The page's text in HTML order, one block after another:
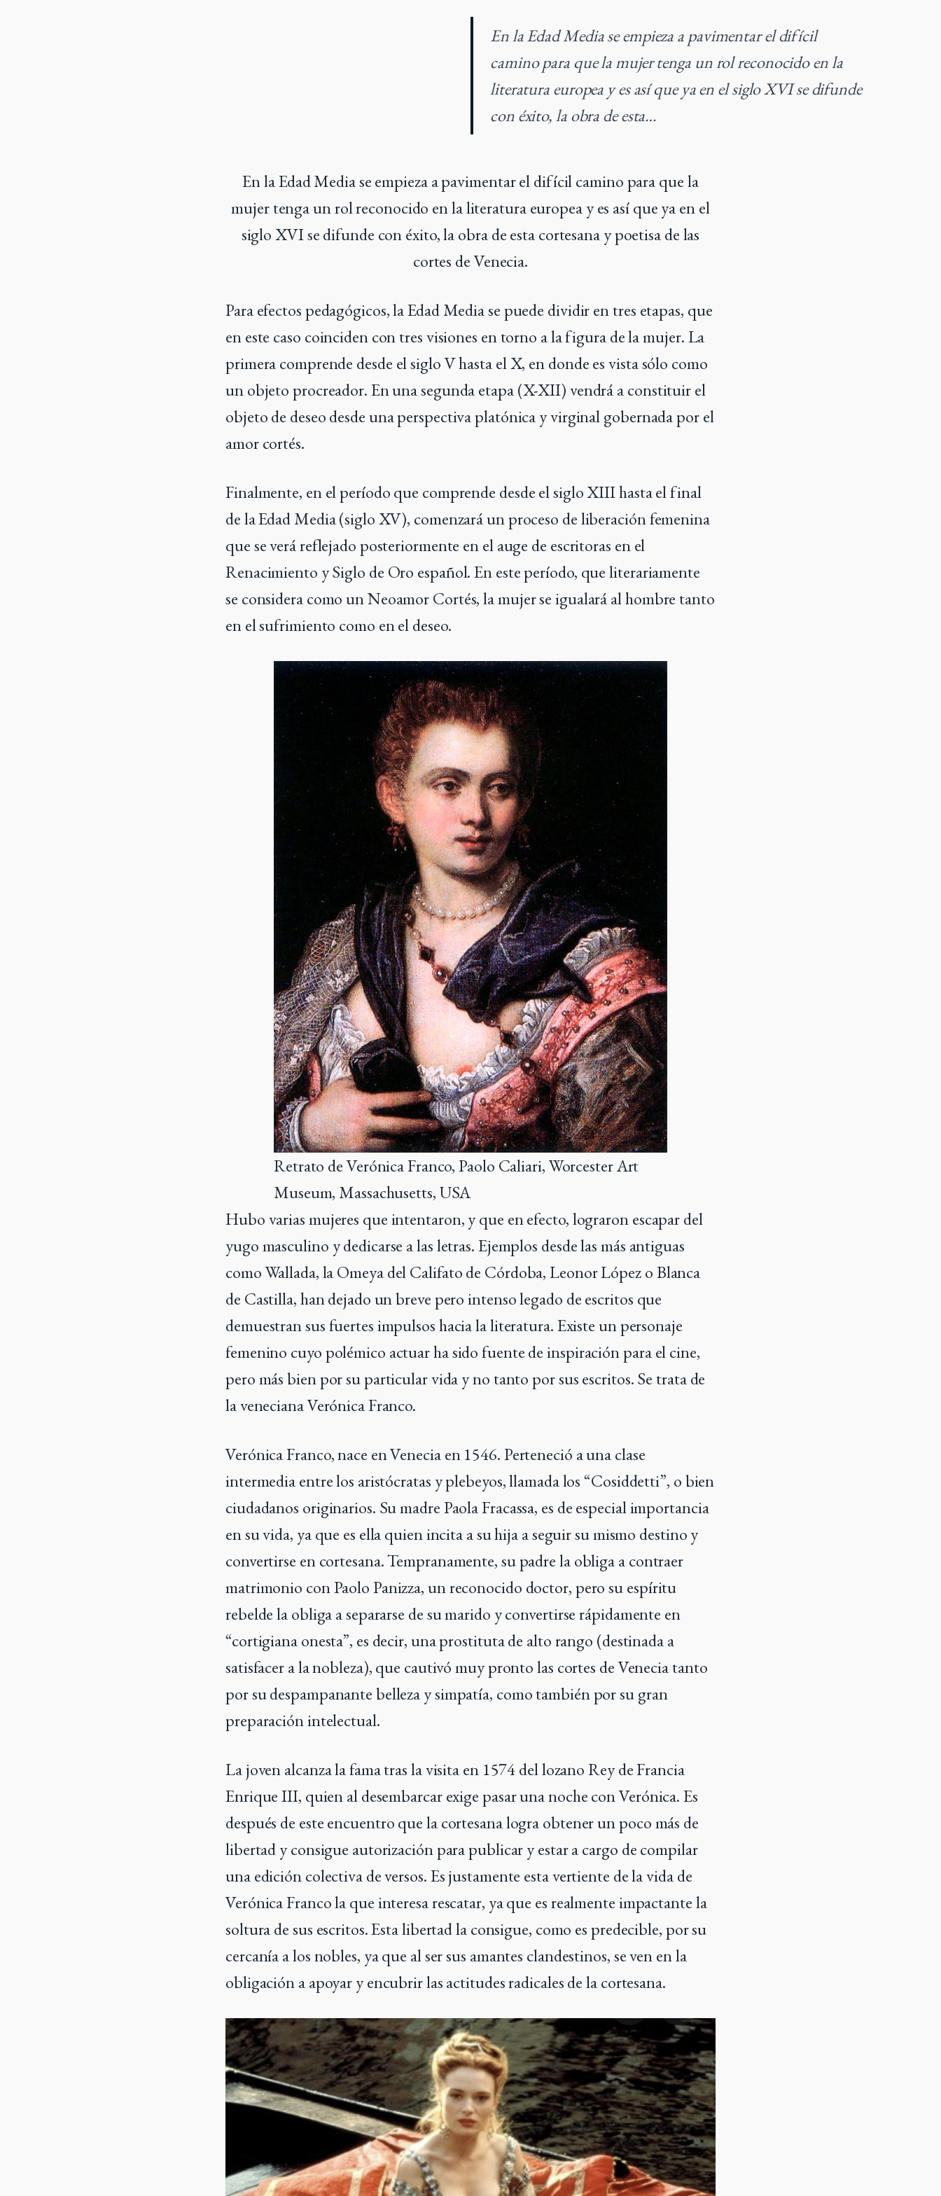
En la Edad Media se empieza a pavimentar el difícil
camino para que la mujer tenga un rol reconocido en la
literatura europea y es así que ya en el siglo XVI se difunde
con éxito, la obra de esta…
En la Edad Media se empieza a pavimentar el difícil camino para que la
mujer tenga un rol reconocido en la literatura europea y es así que ya en el
siglo XVI se difunde con éxito, la obra de esta cortesana y poetisa de las
cortes de Venecia.
Para efectos pedagógicos, la Edad Media se puede dividir en tres etapas, que
en este caso coinciden con tres visiones en torno a la figura de la mujer. La
primera comprende desde el siglo V hasta el X, en donde es vista sólo como
un objeto procreador. En una segunda etapa (X-XII) vendrá a constituir el
objeto de deseo desde una perspectiva platónica y virginal gobernada por el
amor cortés.
Finalmente, en el período que comprende desde el siglo XIII hasta el final
de la Edad Media (siglo XV), comenzará un proceso de liberación femenina
que se verá reflejado posteriormente en el auge de escritoras en el
Renacimiento y Siglo de Oro español. En este período, que literariamente
se considera como un Neoamor Cortés, la mujer se igualará al hombre tanto
en el sufrimiento como en el deseo.
Retrato de Verónica Franco, Paolo Caliari, Worcester Art
Museum, Massachusetts, USA
Hubo varias mujeres que intentaron, y que en efecto, lograron escapar del
yugo masculino y dedicarse a las letras. Ejemplos desde las más antiguas
como Wallada, la Omeya del Califato de Córdoba, Leonor López o Blanca
de Castilla, han dejado un breve pero intenso legado de escritos que
demuestran sus fuertes impulsos hacia la literatura. Existe un personaje
femenino cuyo polémico actuar ha sido fuente de inspiración para el cine,
pero más bien por su particular vida y no tanto por sus escritos. Se trata de
la veneciana Verónica Franco.
Verónica Franco, nace en Venecia en 1546. Perteneció a una clase
intermedia entre los aristócratas y plebeyos, llamada los “Cosiddetti”, o bien
ciudadanos originarios. Su madre Paola Fracassa, es de especial importancia
en su vida, ya que es ella quien incita a su hija a seguir su mismo destino y
convertirse en cortesana. Tempranamente, su padre la obliga a contraer
matrimonio con Paolo Panizza, un reconocido doctor, pero su espíritu
rebelde la obliga a separarse de su marido y convertirse rápidamente en
“cortigiana onesta”, es decir, una prostituta de alto rango (destinada a
satisfacer a la nobleza), que cautivó muy pronto las cortes de Venecia tanto
por su despampanante belleza y simpatía, como también por su gran
preparación intelectual.
La joven alcanza la fama tras la visita en 1574 del lozano Rey de Francia
Enrique III, quien al desembarcar exige pasar una noche con Verónica. Es
después de este encuentro que la cortesana logra obtener un poco más de
libertad y consigue autorización para publicar y estar a cargo de compilar
una edición colectiva de versos. Es justamente esta vertiente de la vida de
Verónica Franco la que interesa rescatar, ya que es realmente impactante la
soltura de sus escritos. Esta libertad la consigue, como es predecible, por su
cercanía a los nobles, ya que al ser sus amantes clandestinos, se ven en la
obligación a apoyar y encubrir las actitudes radicales de la cortesana.